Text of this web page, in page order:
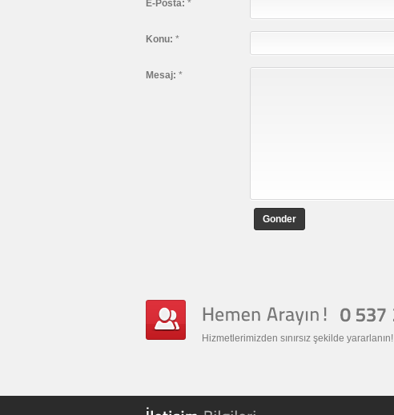
E-Posta: *
Konu: *
Mesaj: *
Gonder
Hizmetlerimizden sınırsız şekilde yararlanın!